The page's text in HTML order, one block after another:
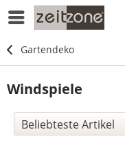
Gartendeko
Windspiele